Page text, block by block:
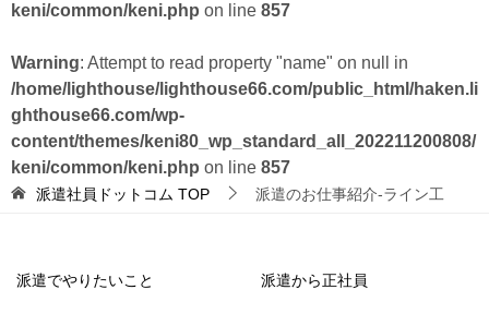
keni/common/keni.php on line 857
Warning: Attempt to read property "name" on null in
/home/lighthouse/lighthouse66.com/public_html/haken.li
ghthouse66.com/wp-
content/themes/keni80_wp_standard_all_202211200808/
keni/common/keni.php on line 857
派遣社員ドットコム TOP 派遣のお仕事紹介-ライン工
派遣でやりたいこと 派遣から正社員